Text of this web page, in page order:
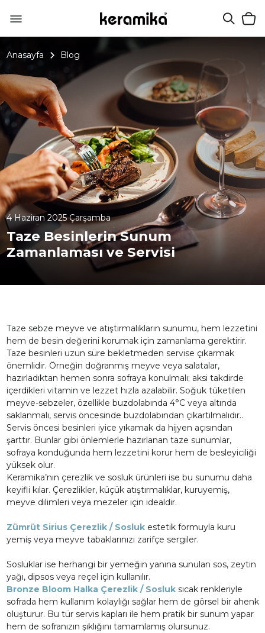
Anasayfa Blog
4 Haziran 2025 Çarşamba
Taze Besinlerin Sunum
Zamanlaması ve Servisi
Taze sebze meyve ve atıştırmalıkların sunumu, hem lezzetini
hem de besin değerini korumak için zamanlama gerektirir.
Taze besinleri uzun süre bekletmeden servise çıkarmak
önemlidir. Örneğin doğranmış meyve veya salatalar,
hazırladıktan hemen sonra sofraya konulmalı; aksi takdirde
içerdikleri vitamin ve lezzet hızla azalabilir. Soğuk tüketilen
meyve-sebzeler, özellikle buzdolabında 4°C veya altında
saklanmalı, servis öncesinde buzdolabından çıkartılmalıdır..
Servis öncesi besinleri iyice yıkamak da hijyen açısından
şarttır. Bunlar gibi önlemlerle hazırlanan taze sunumlar,
sofraya konduğunda hem lezzetini korur hem de besleyiciliği
yüksek olur.
Keramika’nın çerezlik ve sosluk ürünleri ise bu sunumu daha
keyifli kılar. Çerezlikler, küçük atıştırmalıklar, kuruyemiş,
meyve dilimleri veya mezeler için idealdir.
Zümrüt Sirius Çerezlik / Sosluk estetik formuyla kuru
yemiş veya meyve tabaklarınızı zarifçe sergiler.
Sosluklar ise herhangi bir yemeğin yanına sunulan sos, zeytin
yağı, dipsos veya reçel için kullanılır.
Bronze Bloom Halka Çerezlik / Sosluk sıcak renkleriyle
sofrada hem kullanım kolaylığı sağlar hem de görsel bir ahenk
oluşturur. Bu tür servis kapları ile hem pratik bir sunum yapar
hem de sofranızın şıklığını tamamlamış olursunuz.